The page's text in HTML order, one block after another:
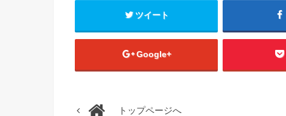
ツイート
Google+
トップページへ